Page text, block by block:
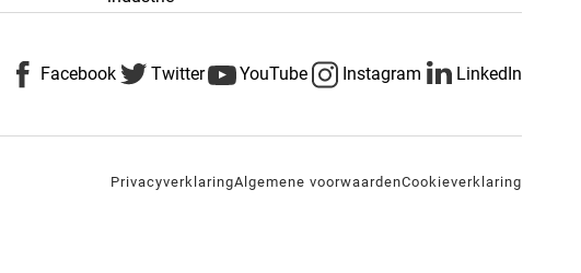
Facebook Twitter YouTube Instagram LinkedIn
PrivacyverklaringAlgemene voorwaardenCookieverklaring